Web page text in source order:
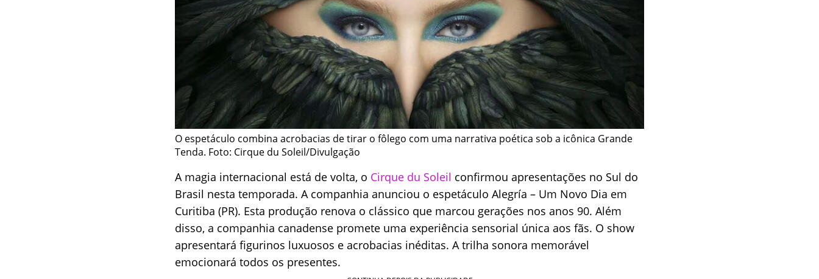
O espetáculo combina acrobacias de tirar o fôlego com uma narrativa poética sob a icônica Grande
Tenda. Foto: Cirque du Soleil/Divulgação
A magia internacional está de volta, o Cirque du Soleil confirmou apresentações no Sul do
Brasil nesta temporada. A companhia anunciou o espetáculo Alegría – Um Novo Dia em
Curitiba (PR). Esta produção renova o clássico que marcou gerações nos anos 90. Além
disso, a companhia canadense promete uma experiência sensorial única aos fãs. O show
apresentará figurinos luxuosos e acrobacias inéditas. A trilha sonora memorável
emocionará todos os presentes.